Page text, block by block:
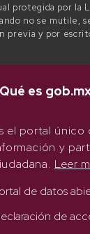
protegida por
no se mutile,
previa y por
es
el portal único
y
Leer
de datos
de